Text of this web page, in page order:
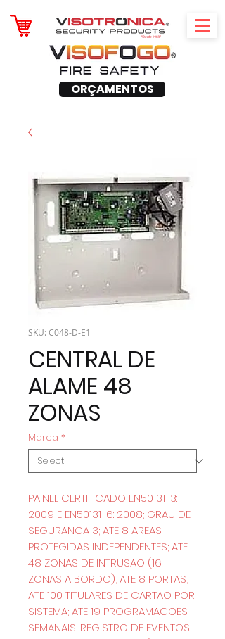
ORÇAMENTOS
SKU: C048-D-E1
CENTRAL DE
ALAME 48
ZONAS
Marca *
PAINEL CERTIFICADO EN50131-3:
2009 E EN50131-6: 2008; GRAU DE
SEGURANCA 3; ATE 8 AREAS
PROTEGIDAS INDEPENDENTES; ATE
48 ZONAS DE INTRUSAO (16
ZONAS A BORDO); ATE 8 PORTAS;
ATE 100 TITULARES DE CARTAO POR
SISTEMA; ATE 19 PROGRAMACOES
SEMANAIS; REGISTRO DE EVENTOS